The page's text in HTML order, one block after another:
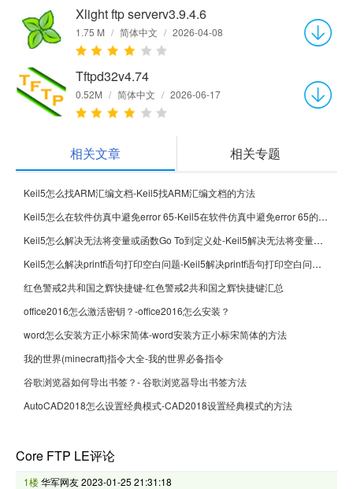
Xlight ftp serverv3.9.4.6
1.75 M / 简体中文 / 2026-04-08
Tftpd32v4.74
0.52M / 简体中文 / 2026-06-17
相关文章 相关专题
Keil5怎么找ARM汇编文档-Keil5找ARM汇编文档的方法
Keil5怎么在软件仿真中避免error 65-Keil5在软件仿真中避免error 65的方法
Keil5怎么解决无法将变量或函数Go To到定义处-Keil5解决无法将变量或函数Go To到定义处的方法
Keil5怎么解决printf语句打印空白问题-Keil5解决printf语句打印空白问题的方法
红色警戒2共和国之辉快捷键-红色警戒2共和国之辉快捷键汇总
office2016怎么激活密钥？-office2016怎么安装？
word怎么安装方正小标宋简体-word安装方正小标宋简体的方法
我的世界(minecraft)指令大全-我的世界必备指令
谷歌浏览器如何导出书签？- 谷歌浏览器导出书签方法
AutoCAD2018怎么设置经典模式-CAD2018设置经典模式的方法
Core FTP LE评论
1楼华军网友2023-01-25 21:31:18